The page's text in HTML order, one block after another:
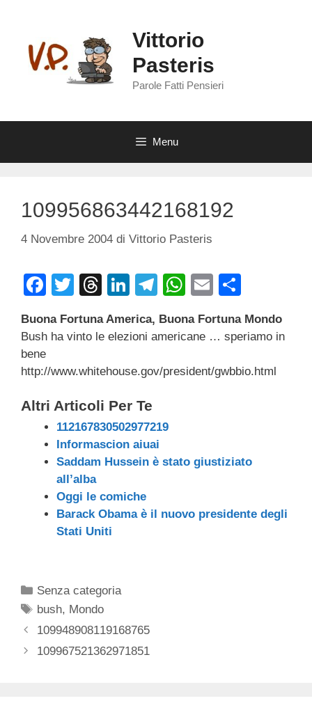
contenuto
Vittorio
Pasteris
Parole Fatti Pensieri
Menu
109956863442168192
4 Novembre 2004 di Vittorio Pasteris
F
c
b
o
o
k
T
tt
T
e
d
s
Li
k
dI
n
T
e
a
W
at
A
E
ail n
vi
Buona Fortuna America, Buona Fortuna Mondo
Bush ha vinto le elezioni americane … speriamo in
bene
http://www.whitehouse.gov/president/gwbbio.html
Altri Articoli Per Te
112167830502977219
Informascion aiuai
Saddam Hussein è stato giustiziato
all’alba
Oggi le comiche
Barack Obama è il nuovo presidente degli
Stati Uniti
Categorie
Senza categoria
Tag
bush, Mondo
109948908119168765
109967521362971851